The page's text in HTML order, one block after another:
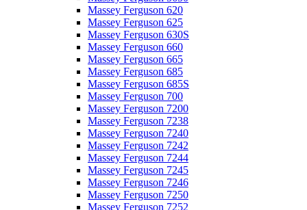
Massey Ferguson 620
Massey Ferguson 625
Massey Ferguson 630S
Massey Ferguson 660
Massey Ferguson 665
Massey Ferguson 685
Massey Ferguson 685S
Massey Ferguson 700
Massey Ferguson 7200
Massey Ferguson 7238
Massey Ferguson 7240
Massey Ferguson 7242
Massey Ferguson 7244
Massey Ferguson 7245
Massey Ferguson 7246
Massey Ferguson 7250
Massey Ferguson 7252